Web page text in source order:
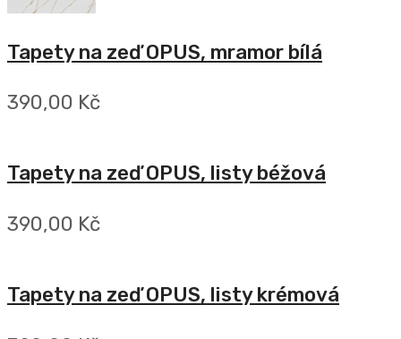
Tapety na zeď OPUS, mramor bílá
390,00 Kč
Tapety na zeď OPUS, listy béžová
390,00 Kč
Tapety na zeď OPUS, listy krémová